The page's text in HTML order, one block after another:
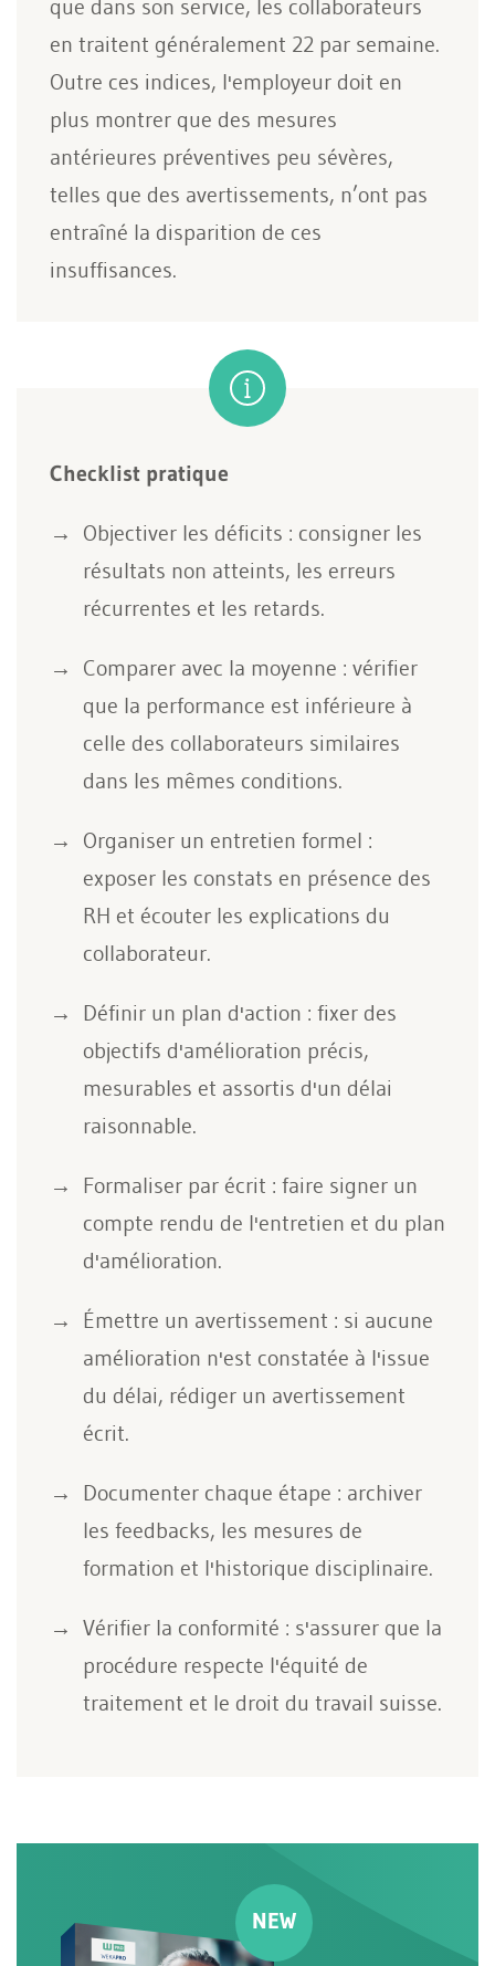
que dans son service, les collaborateurs
en traitent généralement 22 par semaine.
Outre ces indices, l'employeur doit en
plus montrer que des mesures
antérieures préventives peu sévères,
telles que des avertissements, n’ont pas
entraîné la disparition de ces
insuffisances.
Checklist pratique
Objectiver les déficits : consigner les
résultats non atteints, les erreurs
récurrentes et les retards.
Comparer avec la moyenne : vérifier
que la performance est inférieure à
celle des collaborateurs similaires
dans les mêmes conditions.
Organiser un entretien formel :
exposer les constats en présence des
RH et écouter les explications du
collaborateur.
Définir un plan d'action : fixer des
objectifs d'amélioration précis,
mesurables et assortis d'un délai
raisonnable.
Formaliser par écrit : faire signer un
compte rendu de l'entretien et du plan
d'amélioration.
Émettre un avertissement : si aucune
amélioration n'est constatée à l'issue
du délai, rédiger un avertissement
écrit.
Documenter chaque étape : archiver
les feedbacks, les mesures de
formation et l'historique disciplinaire.
Vérifier la conformité : s'assurer que la
procédure respecte l'équité de
traitement et le droit du travail suisse.